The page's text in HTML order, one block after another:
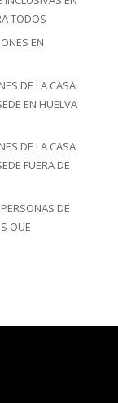
TODOS
EN
DE LA CASA
EN HUELVA
DE LA CASA
FUERA DE
DE
QUE